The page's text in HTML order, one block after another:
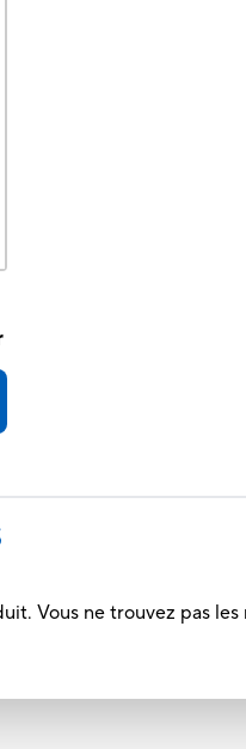
Vous ne trouvez pas